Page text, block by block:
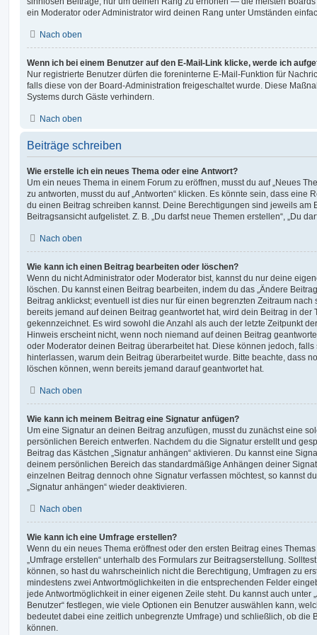
ein Moderator oder Administrator wird deinen Rang unter Umständen
Nach oben
Wenn ich bei einem Benutzer auf den E-Mail-Link klicke, werde ich
Nur registrierte Benutzer dürfen die foreninterne E-Mail-Funktion für
falls diese von der Board-Administration freigeschaltet wurde. Diese
Systems durch Gäste verhindern.
Nach oben
Beiträge schreiben
Wie erstelle ich ein neues Thema oder eine Antwort?
Um ein neues Thema in einem Forum zu eröffnen, musst du auf „Neues
zu antworten, musst du auf „Antworten“ klicken. Es könnte sein, dass eine
du einen Beitrag schreiben kannst. Deine Berechtigungen sind jeweils am
Beitragsansicht aufgelistet. Z. B. „Du darfst neue Themen erstellen“, „Du
Nach oben
Wie kann ich einen Beitrag bearbeiten oder löschen?
Wenn du nicht Administrator oder Moderator bist, kannst du nur deine
löschen. Du kannst einen Beitrag bearbeiten, indem du das „Ändere
Beitrag anklickst; eventuell ist dies nur für einen begrenzten Zeitraum
bereits jemand auf deinen Beitrag geantwortet hat, wird dein Beitrag in der
gekennzeichnet. Es wird sowohl die Anzahl als auch der letzte Zeitpunkt
Hinweis erscheint nicht, wenn noch niemand auf deinen Beitrag
oder Moderator deinen Beitrag überarbeitet hat. Diese können jedoch,
hinterlassen, warum dein Beitrag überarbeitet wurde. Bitte beachte, dass
löschen können, wenn bereits jemand darauf geantwortet hat.
Nach oben
Wie kann ich meinem Beitrag eine Signatur anfügen?
Um eine Signatur an deinen Beitrag anzufügen, musst du zunächst eine
persönlichen Bereich entwerfen. Nachdem du die Signatur erstellt und
Beitrag das Kästchen „Signatur anhängen“ aktivieren. Du kannst eine
deinem persönlichen Bereich das standardmäßige Anhängen deiner
einzelnen Beitrag dennoch ohne Signatur verfassen möchtest, so kannst
„Signatur anhängen“ wieder deaktivieren.
Nach oben
Wie kann ich eine Umfrage erstellen?
Wenn du ein neues Thema eröffnest oder den ersten Beitrag eines
„Umfrage erstellen“ unterhalb des Formulars zur Beitragserstellung.
können, so hast du wahrscheinlich nicht die Berechtigung, Umfragen zu
mindestens zwei Antwortmöglichkeiten in die entsprechenden Felder
jede Antwortmöglichkeit in einer eigenen Zeile steht. Du kannst auch unter
Benutzer“ festlegen, wie viele Optionen ein Benutzer auswählen kann,
bedeutet dabei eine zeitlich unbegrenzte Umfrage) und schließlich, ob die
können.